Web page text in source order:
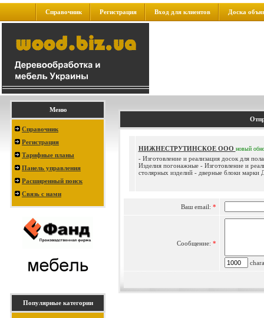
Справочник Регистрация Вход для клиентов Доска
Меню
Справочник
Регистрация
Тарифные планы
Панель управления
Расширенный поиск
Связь с нами
Популярные категории
НИЖНЕСТРУТИНСКОЕ ООО новый
- Изготовление и реализация досок для
Изделия погонажные - Изготовление и
столярных изделий - дверные блоки марки
Ваш email: *
Сообщение: *